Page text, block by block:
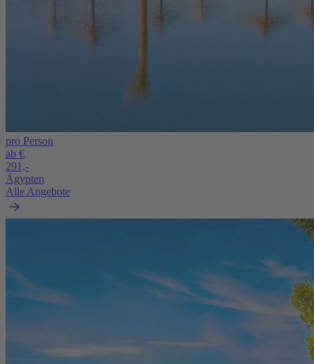
pro Person
ab €
291,-
Ägypten
Alle Angebote